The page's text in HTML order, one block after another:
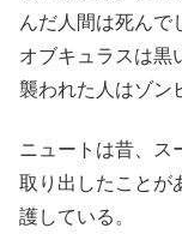
んだ人間は死んで
オブキュラスは黒
襲われた人はゾン
ニュートは昔、ス
取り出したことが
護している。